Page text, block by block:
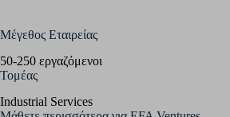
Μέγεθος Εταιρείας
50-250 εργαζόμενοι
Τομέας
Industrial Services